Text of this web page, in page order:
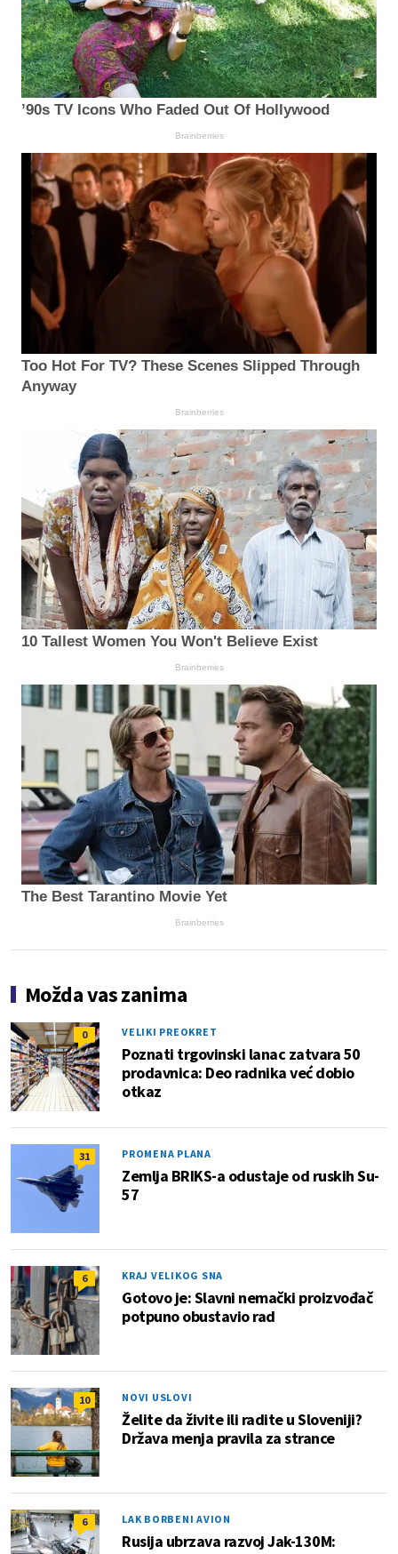
’90s TV Icons Who Faded Out Of Hollywood
Brainberries
Too Hot For TV? These Scenes Slipped Through
Anyway
Brainberries
10 Tallest Women You Won't Believe Exist
Brainberries
The Best Tarantino Movie Yet
Brainberries
Možda vas zanima
0 VELIKI PREOKRET
Poznati trgovinski lanac zatvara 50
prodavnica: Deo radnika već dobio
otkaz
31 PROMENA PLANA
Zemlja BRIKS-a odustaje od ruskih Su-
57
6 KRAJ VELIKOG SNA
Gotovo je: Slavni nemački proizvođač
potpuno obustavio rad
10 NOVI USLOVI
Želite da živite ili radite u Sloveniji?
Država menja pravila za strance
6 LAK BORBENI AVION
Rusija ubrzava razvoj Jak-130M: